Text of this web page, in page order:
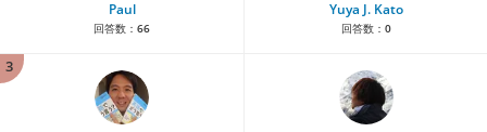
Paul
回答数： 66
Yuya J. Kato
回答数： 0
3